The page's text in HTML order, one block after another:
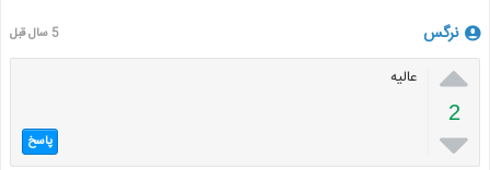
نرگس 5 سال قبل

2

عالیه
پاسخ